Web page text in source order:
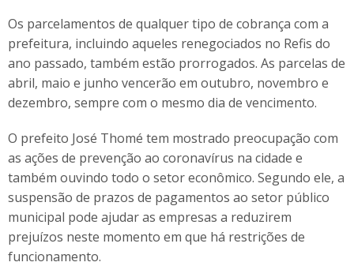
Os parcelamentos de qualquer tipo de cobrança com a
prefeitura, incluindo aqueles renegociados no Refis do
ano passado, também estão prorrogados. As parcelas de
abril, maio e junho vencerão em outubro, novembro e
dezembro, sempre com o mesmo dia de vencimento.
O prefeito José Thomé tem mostrado preocupação com
as ações de prevenção ao coronavírus na cidade e
também ouvindo todo o setor econômico. Segundo ele, a
suspensão de prazos de pagamentos ao setor público
municipal pode ajudar as empresas a reduzirem
prejuízos neste momento em que há restrições de
funcionamento.